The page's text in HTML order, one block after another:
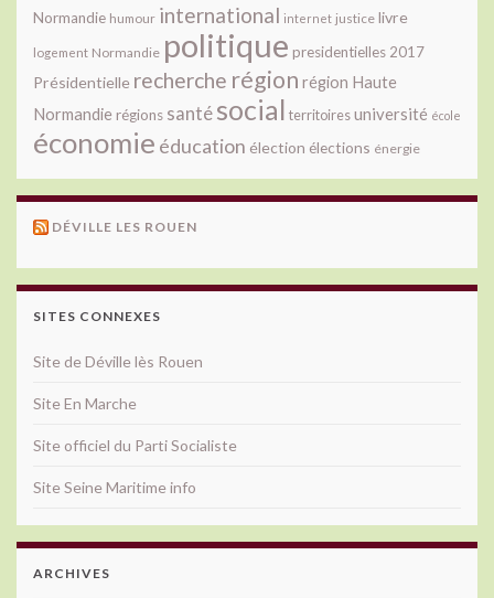
Normandie humour international internet justice livre
logement Normandie politique presidentielles 2017
Présidentielle recherche région région Haute
Normandie régions santésocial territoiresuniversité école
économie éducation élection élections énergie
DÉVILLE LES ROUEN
SITES CONNEXES
Site de Déville lès Rouen
Site En Marche
Site officiel du Parti Socialiste
Site Seine Maritime info
ARCHIVES